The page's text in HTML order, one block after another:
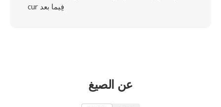
cur فِيما بعد
عن الصيغ